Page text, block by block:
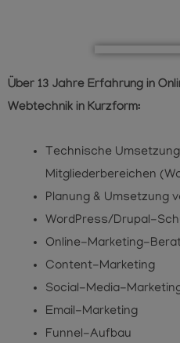
Über 13 Jahre Erfahrung in
Webtechnik in Kurzform:
Technische
Mitgliederbereichen
Planung & Umsetzung
WordPress/Drupal-
Online-Marketing-
Content-Marketing
Social-Media-
Email-Marketing
Funnel-Aufbau